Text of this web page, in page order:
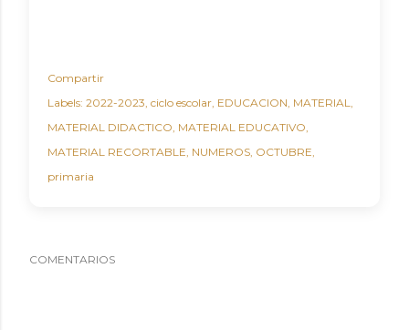
Compartir
Labels: 2022-2023 ciclo escolar EDUCACION MATERIAL
MATERIAL DIDACTICO MATERIAL EDUCATIVO
MATERIAL RECORTABLE NUMEROS OCTUBRE
primaria
COMENTARIOS